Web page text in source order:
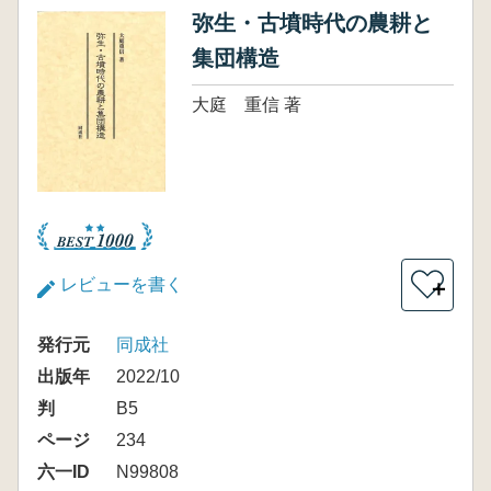
弥生・古墳時代の農耕と
集団構造
大庭 重信 著
レビューを書く ＋
発行元
同成社
出版年
2022/10
判
B5
ページ
234
六一ID
N99808